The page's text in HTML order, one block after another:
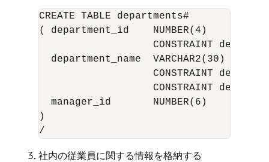
CREATE TABLE departments#
( department_id    NUMBER(4)
CONSTRAINT
  department_name  VARCHAR2(30)
CONSTRAINT
CONSTRAINT
  manager_id       NUMBER(6)
)
社内の従業員に関する情報を格納する